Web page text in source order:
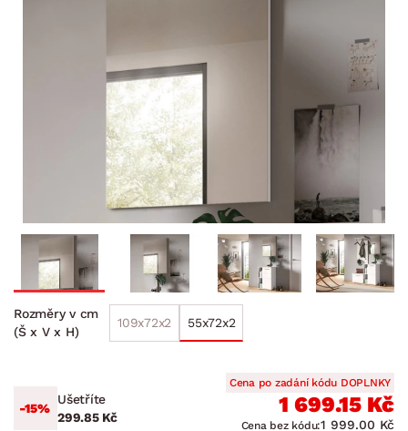
Rozměry v cm
(Š x V x H)
109x72x2 55x72x2
-15%
Ušetříte
299.85 Kč
Cena po zadání kódu DOPLNKY
1 699.15 Kč
Cena bez kódu:1 999.00 Kč